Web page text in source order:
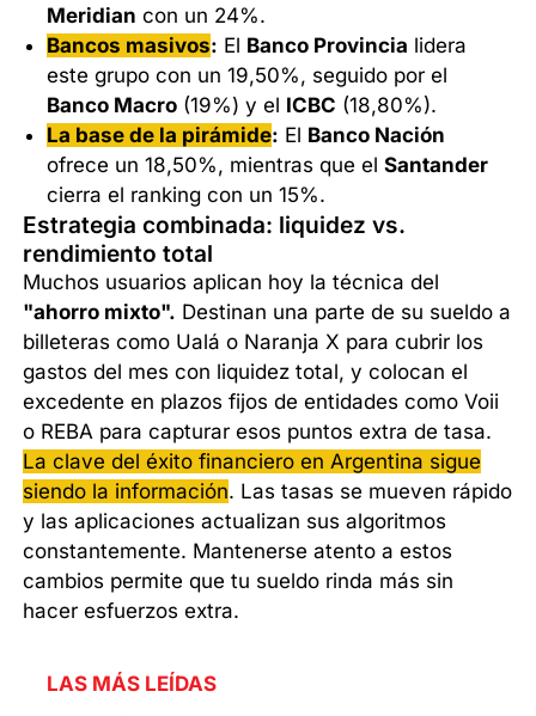
Meridian con un 24%.
Bancos masivos: El Banco Provincia lidera
este grupo con un 19,50%, seguido por el
Banco Macro (19%) y el ICBC (18,80%).
La base de la pirámide: El Banco Nación
ofrece un 18,50%, mientras que elSantander
cierra el ranking con un 15%.
Estrategia combinada: liquidez vs.
rendimiento total
Muchos usuarios aplican hoy la técnica del
"ahorro mixto". Destinan una parte de su sueldo a
billeteras como Ualá o Naranja X para cubrir los
gastos del mes con liquidez total, y colocan el
excedente en plazos fijos de entidades como Voii
o REBA para capturar esos puntos extra de tasa.
La clave del éxito financiero en Argentina sigue
siendo la información. Las tasas se mueven rápido
y las aplicaciones actualizan sus algoritmos
constantemente. Mantenerse atento a estos
cambios permite que tu sueldo rinda más sin
hacer esfuerzos extra.
LAS MÁS LEÍDAS